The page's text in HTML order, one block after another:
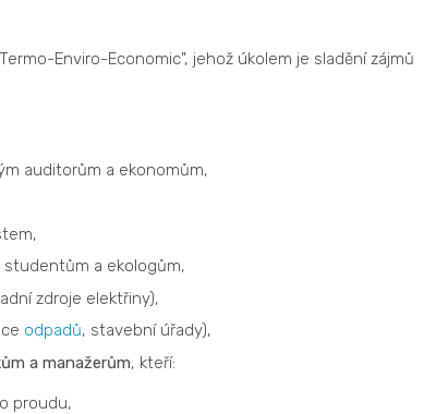
Enviro-Economic", jehož úkolem je sladění zájmů
auditorům a ekonomům,
studentům a ekologům,
zdroje elektřiny),
odpadů, stavební úřady),
a manažerům, kteří:
proudu,